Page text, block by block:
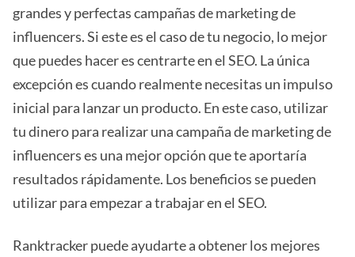
grandes y perfectas campañas de marketing de
influencers. Si este es el caso de tu negocio, lo mejor
que puedes hacer es centrarte en el SEO. La única
excepción es cuando realmente necesitas un impulso
inicial para lanzar un producto. En este caso, utilizar
tu dinero para realizar una campaña de marketing de
influencers es una mejor opción que te aportaría
resultados rápidamente. Los beneficios se pueden
utilizar para empezar a trabajar en el SEO.
Ranktracker puede ayudarte a obtener los mejores